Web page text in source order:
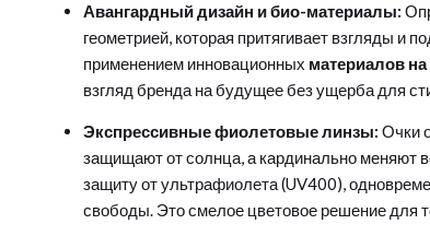
Авангардный дизайн и био-материалы:
геометрией, которая притягивает взгляды и
применением инновационных материалов
взгляд бренда на будущее без ущерба для
Экспрессивные фиолетовые линзы: Очки
защищают от солнца, а кардинально меняют
защиту от ультрафиолета (UV400),
свободы. Это смелое цветовое решение для